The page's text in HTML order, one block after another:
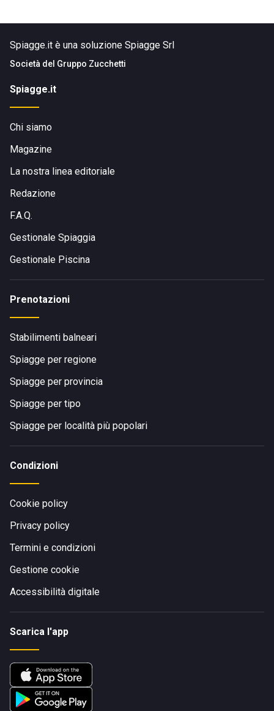
Spiagge.it è una soluzione Spiagge Srl
Società del Gruppo Zucchetti
Spiagge.it
Chi siamo
Magazine
La nostra linea editoriale
Redazione
F.A.Q.
Gestionale Spiaggia
Gestionale Piscina
Prenotazioni
Stabilimenti balneari
Spiagge per regione
Spiagge per provincia
Spiagge per tipo
Spiagge per località più popolari
Condizioni
Cookie policy
Privacy policy
Termini e condizioni
Gestione cookie
Accessibilità digitale
Scarica l'app